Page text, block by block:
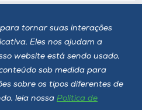
tornar suas interações
Eles nos ajudam a
website está sendo usado,
sob medida para
sobre os tipos diferentes de
leia nossa Política de